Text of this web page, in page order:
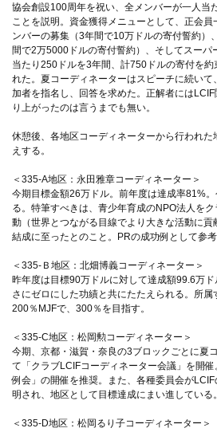
協会創設100周年を祝い、全メンバーが一人当
ことを説明。資金獲得メニューとして、正会
ンバーの募集（3年間で10万ドルの寄付誓約）
間で2万5000ドルの寄付誓約）、そしてスーパ
当たり250ドルを3年間、計750ドルの寄付を約
れた。夏コーディネーターはスピーチに続い
加者を指名し、回答を求めた。正解者には
り上がったのは言うまでも無い。
休憩後、各地区コーディネーターから行われ
えする。
＜335-A地区：永田雅章コーディネーター＞
今期目標金額26万ドル。前年度は達成率81%
る。特筆すべきは、青少年育成のNPO法人を
動（世界とつながる目線でより大きな活動に
結成に至ったとのこと。PRの成功例として参考
＜335-Ｂ地区：北畑博義コーディネーター＞
昨年度は目標90万ドルに対して達成額99.6万
さにゼロにした功績と共にたたえられる。所
200％MJFで、300％を目指す。
＜335-C地区：松岡勲コーディネーター＞
今期、京都・滋賀・奈良の3ブロックごとに夏
て「クラブLCIFコーディネーター会議」を開
例会」の開催を推奨。また、各種委員会が
明され、地区として目標達成にまい進している。
＜335-D地区：松岡るり子コーディネーター＞